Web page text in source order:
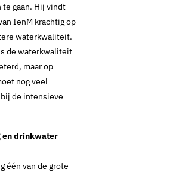
gaan. Hij vindt
IenM krachtig op
waterkwaliteit.
de waterkwaliteit
maar op
nog veel
de intensieve
en drinkwater
één van de grote